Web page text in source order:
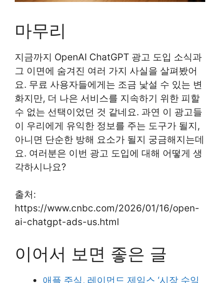
마무리
지금까지 OpenAI ChatGPT 광고 도입 소식과
그 이면에 숨겨진 여러 가지 사실을 살펴봤어
요. 무료 사용자들에게는 조금 낯설 수 있는 변
화지만, 더 나은 서비스를 지속하기 위한 피할
수 없는 선택이었던 것 같네요. 과연 이 광고들
이 우리에게 유익한 정보를 주는 도구가 될지,
아니면 단순한 방해 요소가 될지 궁금해지는데
요. 여러분은 이번 광고 도입에 대해 어떻게 생
각하시나요?
출처:
https://www.cnbc.com/2026/01/16/open-
ai-chatgpt-ads-us.html
이어서 보면 좋은 글
애플 주식, 레이먼드 제임스 ‘시장 수익